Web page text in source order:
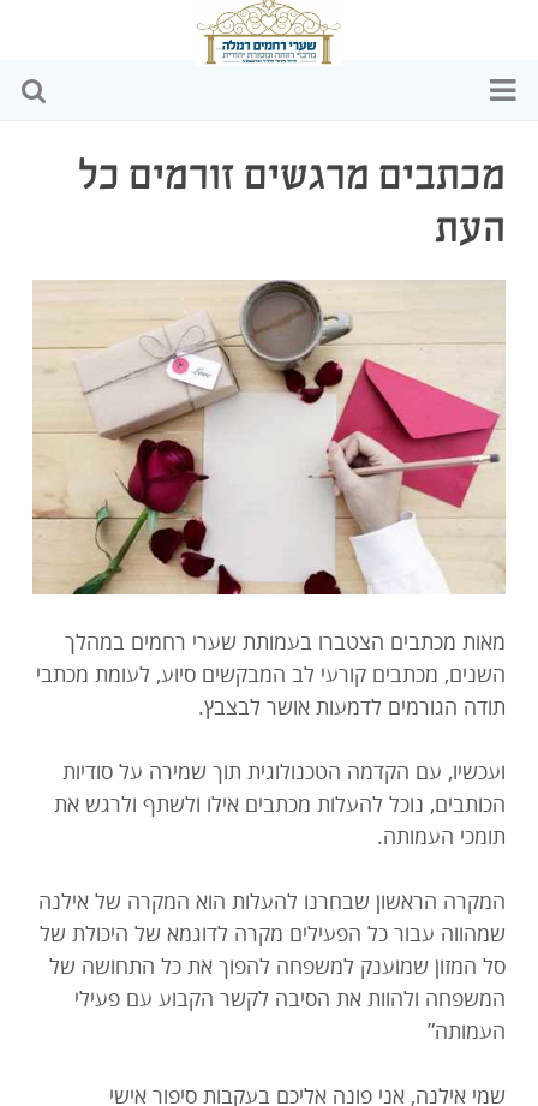
מי אנחנו
הפעילויות שלנו
שקיפות כספית
צרו קשר
תרמו עכשיו
מכתבים מרגשים זורמים כל
העת
מאות מכתבים הצטברו בעמותת שערי רחמים במהלך
השנים, מכתבים קורעי לב המבקשים סיוע, לעומת מכתבי
תודה הגורמים לדמעות אושר לבצבץ.
ועכשיו, עם הקדמה הטכנולוגית תוך שמירה על סודיות
הכותבים, נוכל להעלות מכתבים אילו ולשתף ולרגש את
תומכי העמותה.
המקרה הראשון שבחרנו להעלות הוא המקרה של אילנה
שמהווה עבור כל הפעילים מקרה לדוגמא של היכולת של
סל המזון שמוענק למשפחה להפוך את כל התחושה של
המשפחה ולהוות את הסיבה לקשר הקבוע עם פעילי
העמותה”
שמי אילנה, אני פונה אליכם בעקבות סיפור אישי